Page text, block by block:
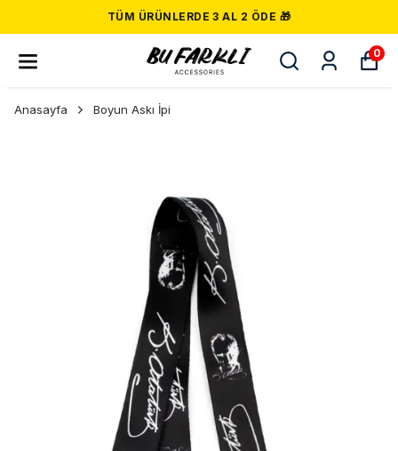
TÜM ÜRÜNLERDE 3 AL 2 ÖDE 🎁
0
Anasayfa Boyun Askı İpi